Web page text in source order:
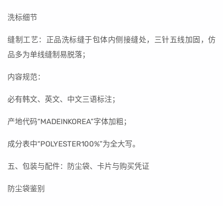
洗标细节
缝制工艺：正品洗标缝于包体内侧接缝处，三针五线加固，仿
品多为单线缝制易脱落；
内容规范：
必有韩文、英文、中文三语标注；
产地代码“MADEINKOREA”字体加粗；
成分表中“POLYESTER100%”为全大写。
五、包装与配件：防尘袋、卡片与购买凭证
防尘袋鉴别